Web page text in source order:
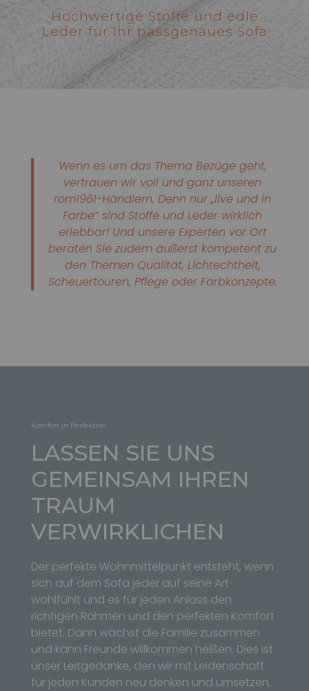
Hochwertige Stoffe und edle
Leder für Ihr passgenaues Sofa
Wenn es um das Thema Bezüge geht,
vertrauen wir voll und ganz unseren
rom1961-Händlern. Denn nur „live und in
Farbe“ sind Stoffe und Leder wirklich
erlebbar! Und unsere Experten vor Ort
beraten Sie zudem äußerst kompetent zu
den Themen Qualität, Lichtechtheit,
Scheuertouren, Pflege oder Farbkonzepte.
Komfort in Perfektion
LASSEN SIE UNS
GEMEINSAM IHREN
TRAUM
VERWIRKLICHEN
Der perfekte Wohnmittelpunkt entsteht, wenn
sich auf dem Sofa jeder auf seine Art
wohlfühlt und es für jeden Anlass den
richtigen Rahmen und den perfekten Komfort
bietet. Dann wächst die Familie zusammen
und kann Freunde willkommen heißen. Dies ist
unser Leitgedanke, den wir mit Leidenschaft
für jeden Kunden neu denken und umsetzen.